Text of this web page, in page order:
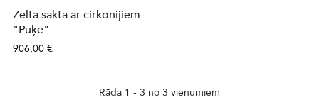
Zelta sakta ar cirkonijiem
"Puķe"
906,00 €
Rāda 1 - 3 no 3 vienumiem